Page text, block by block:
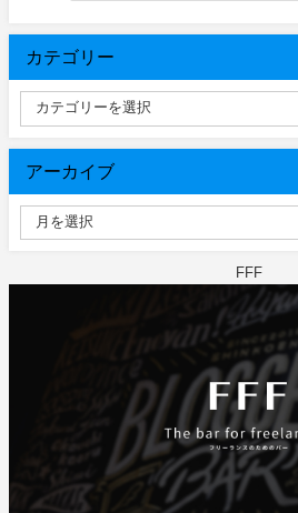
カテゴリー
アーカイブ
FFF